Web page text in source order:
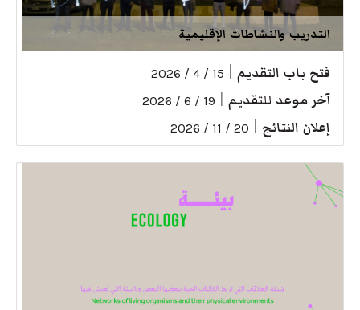
التدريب والنشاطات الإقليمية
فتح باب التقديم 15 / 4 / 2026
آخر موعد للتقديم 19 / 6 / 2026
إعلان النتائج 20 / 11 / 2026